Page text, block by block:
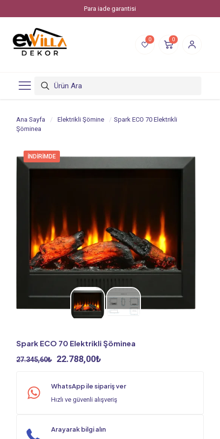
Para iade garantisi
0 0
Ana Sayfa / Elektrikli Şömine / Spark ECO 70 Elektrikli
Şöminea
İNDIRIMDE
Spark ECO 70 Elektrikli Şöminea
27.345,60₺ Orijinal
22.788,00₺
22.788,00₺.
WhatsApp ile sipariş ver
Hızlı ve güvenli alışveriş
Arayarak bilgi alın